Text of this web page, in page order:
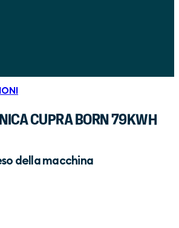
CUPRA BORN 79KWH
della macchina